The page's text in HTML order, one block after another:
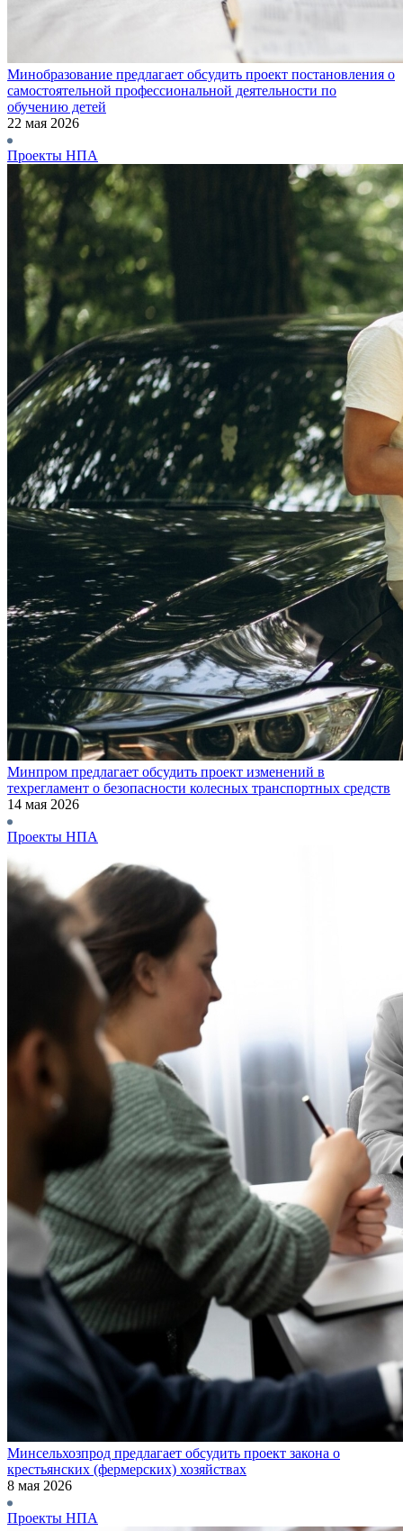
Минобразование предлагает обсудить проект постановления о
самостоятельной профессиональной деятельности по
обучению детей
22 мая 2026
Проекты НПА
Минпром предлагает обсудить проект изменений в
техрегламент о безопасности колесных транспортных средств
14 мая 2026
Проекты НПА
Минсельхозпрод предлагает обсудить проект закона о
крестьянских (фермерских) хозяйствах
8 мая 2026
Проекты НПА